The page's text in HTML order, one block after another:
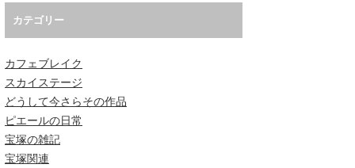
カテゴリー
カフェブレイク
スカイステージ
どうして今さらその作品
ピエールの日常
宝塚の雑記
宝塚関連